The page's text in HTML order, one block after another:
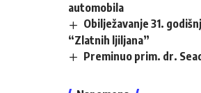
automobila
Obilježavanje 31.
“Zlatnih ljiljana”
Preminuo prim. dr.